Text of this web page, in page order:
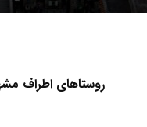
روستاهای اطراف مشهد ؛ معرفی ۱۱